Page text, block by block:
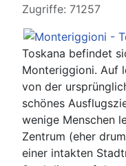
Details
Zugriffe: 71257
Toskana befindet
Monteriggioni. Auf
von der
schönes
wenige Menschen
Zentrum (eher
einer intakten